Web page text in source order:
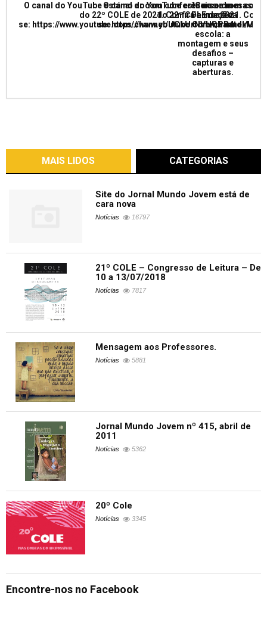
O canal do YouTube está no ar com conferências e mesas
do 22º COLE de 2021. Confira e inscreva
se: https://www.youtube.com/channel/
O canal do YouTube está no ar com
do 22º COLE de 2021.
se: https://www.youtube.com/channel/
Curso de
Formação:
Cinema na
escola: a
montagem e seus
desafios –
capturas e
aberturas.
MAIS LIDOS CATEGORIAS
Site do Jornal Mundo Jovem está de
cara nova
Notícias 16797
21º COLE – Congresso de Leitura – De
10 a 13/07/2018
Notícias 7817
Mensagem aos Professores.
Notícias 5881
Jornal Mundo Jovem nº 415, abril de
2011
Notícias 5362
20º Cole
Notícias 3345
Encontre-nos no Facebook